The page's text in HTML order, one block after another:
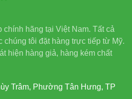
chính hãng tại Việt Nam. Tất cả
chúng tôi đặt hàng trực tiếp từ Mỹ.
hiện hàng giả, hàng kém chất
Trâm, Phường Tân Hưng, TP